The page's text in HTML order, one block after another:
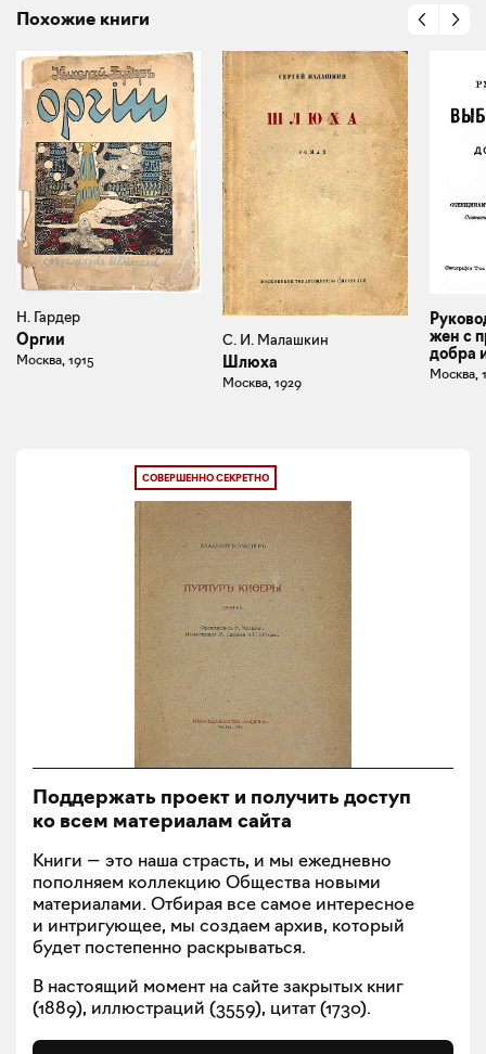
Похожие книги
Н. Гардер
Оргии
Москва, 1915
С. И. Малашкин
Шлюха
Москва, 1929
жен с
добра
Москва,
СОВЕРШЕННО СЕКРЕТНО
Поддержать проект и получить доступ
ко всем материалам сайта
Книги — это наша страсть, и мы ежедневно
пополняем коллекцию Общества новыми
материалами. Отбирая все самое интересное
и интригующее, мы создаем архив, который
будет постепенно раскрываться.
В настоящий момент на сайте закрытых книг
(1889), иллюстраций (3559), цитат (1730).